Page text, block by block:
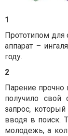
1
Прототипом для
аппарат –
году.
2
Парение
получило
запрос,
вводя в поиск.
молодежь, а